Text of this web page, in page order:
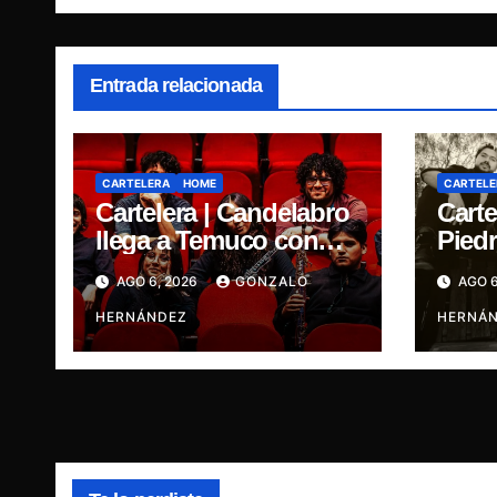
Entrada relacionada
CARTELERA HOME
Cartelera | Candelabro
llega a Temuco con
una noche cargada de
indie
AGO 6, 2026 GONZALO
HERNÁNDEZ
René
AGO